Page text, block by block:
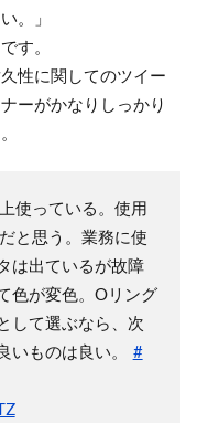
。」
す。
性に関してのツイー
ーがかなりしっかり
使っている。使用
と思う。業務に使
は出ているが故障
色が変色。Oリング
して選ぶなら、次
いものは良い。
#